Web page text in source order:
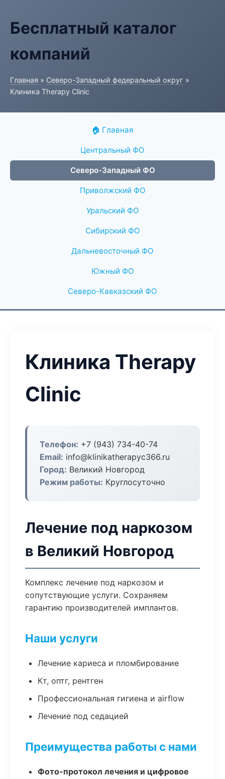
Бесплатный каталог
компаний
Главная » Северо-Западный федеральный округ »
Клиника Therapy Clinic
🏠 Главная
Центральный ФО
Северо-Западный ФО
Приволжский ФО
Уральский ФО
Сибирский ФО
Дальневосточный ФО
Южный ФО
Северо-Кавказский ФО
Клиника Therapy
Clinic
Телефон: +7 (943) 734-40-74
Email: info@klinikatherapyc366.ru
Город: Великий Новгород
Режим работы: Круглосуточно
Лечение под наркозом
в Великий Новгород
Комплекс лечение под наркозом и
сопутствующие услуги. Сохраняем
гарантию производителей имплантов.
Наши услуги
Лечение кариеса и пломбирование
Кт, оптг, рентген
Профессиональная гигиена и airflow
Лечение под седацией
Преимущества работы с нами
Фото-протокол лечения и цифровое